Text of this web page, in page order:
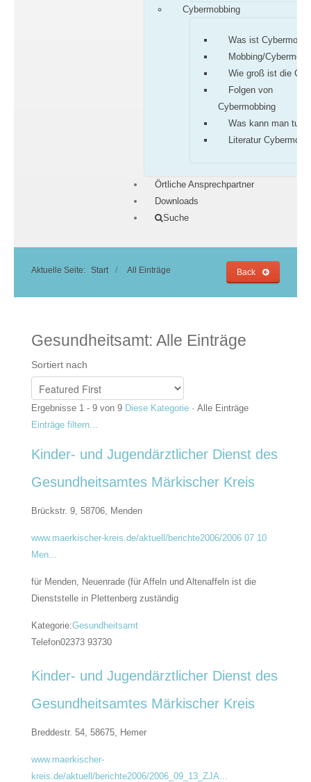
Cybermobbing
Was ist
Mobbing/
Wie groß ist die
Folgen von
Cybermobbing
Was kann man tun?
Literatur
Örtliche Ansprechpartner
Downloads
Suche
Aktuelle Seite: Start All Einträge Back
Gesundheitsamt: Alle Einträge
Sortiert nach
Ergebnisse 1 - 9 von 9 Diese Kategorie · Alle Einträge
Einträge filtern...
Kinder- und Jugendärztlicher Dienst des
Gesundheitsamtes Märkischer Kreis
Brückstr. 9, 58706, Menden
www.maerkischer-kreis.de/aktuell/berichte2006/2006 07 10
Men...
für Menden, Neuenrade (für Affeln und Altenaffeln ist die
Dienststelle in Plettenberg zuständig
Kategorie:Gesundheitsamt
Telefon02373 93730
Kinder- und Jugendärztlicher Dienst des
Gesundheitsamtes Märkischer Kreis
Breddestr. 54, 58675, Hemer
www.maerkischer-
kreis.de/aktuell/berichte2006/2006_09_13_ZJA...